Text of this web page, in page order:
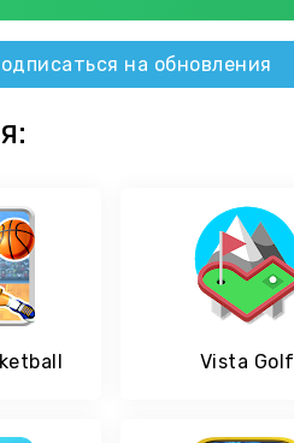
на обновления
Vista Golf